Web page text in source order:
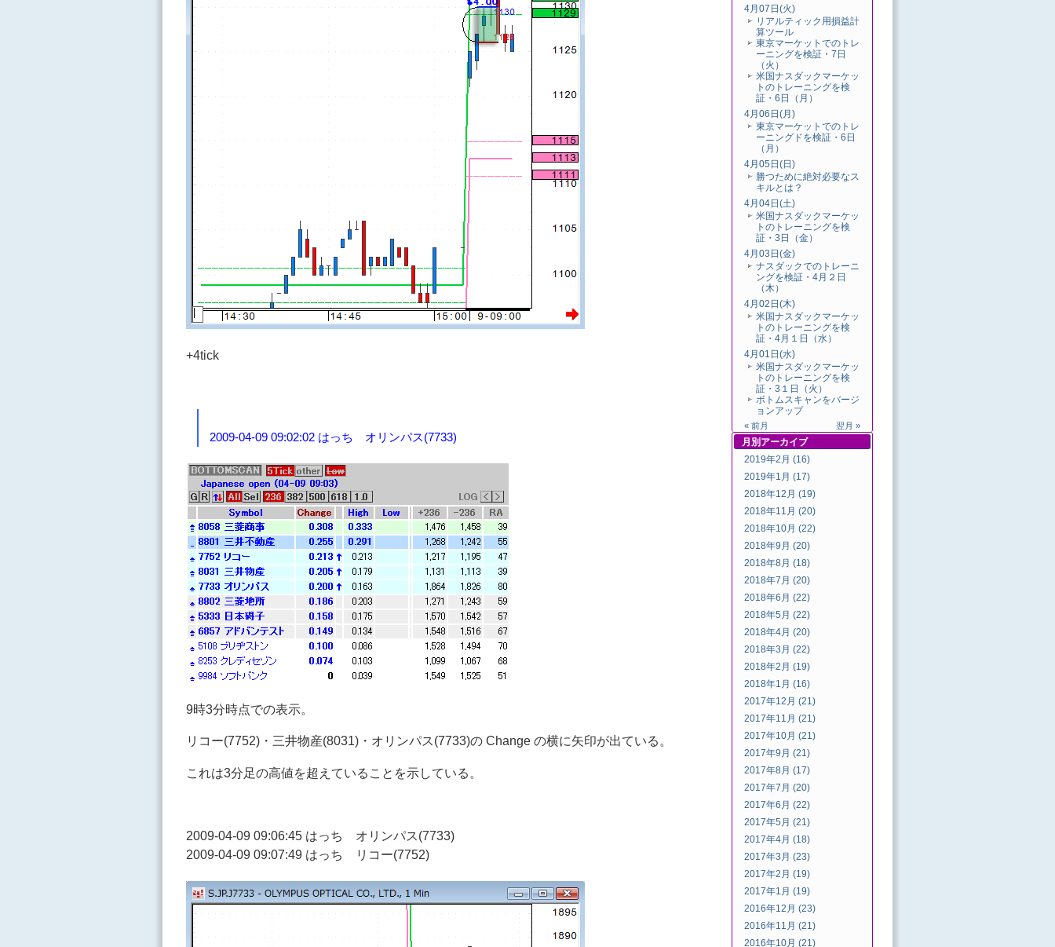
+4tick
2009-04-09 09:02:02 はっち オリンパス(7733)
9時3分時点での表示。
リコー(7752)・三井物産(8031)・オリンパス(7733)の Change の横に矢印が出ている。
これは3分足の高値を超えていることを示している。
2009-04-09 09:06:45 はっち オリンパス(7733)
2009-04-09 09:07:49 はっち リコー(7752)
4月07日(火)
リアルティック用損益計
算ツール
東京マーケットでのトレ
ーニングを検証・7日
（火）
米国ナスダックマーケッ
トのトレーニングを検
証・6日（月）
4月06日(月)
東京マーケットでのトレ
ーニングドを検証・6日
（月）
4月05日(日)
勝つために絶対必要なス
キルとは？
4月04日(土)
米国ナスダックマーケッ
トのトレーニングを検
証・3日（金）
4月03日(金)
ナスダックでのトレーニ
ングを検証・4月２日
（木）
4月02日(木)
米国ナスダックマーケッ
トのトレーニングを検
証・4月１日（水）
4月01日(水)
米国ナスダックマーケッ
トのトレーニングを検
証・3１日（火）
ボトムスキャンをバージ
ョンアップ
« 前月 翌月 »
月別 アーカイブ
2019年2月 (16)
2019年1月 (17)
2018年12月 (19)
2018年11月 (20)
2018年10月 (22)
2018年9月 (20)
2018年8月 (18)
2018年7月 (20)
2018年6月 (22)
2018年5月 (22)
2018年4月 (20)
2018年3月 (22)
2018年2月 (19)
2018年1月 (16)
2017年12月 (21)
2017年11月 (21)
2017年10月 (21)
2017年9月 (21)
2017年8月 (17)
2017年7月 (20)
2017年6月 (22)
2017年5月 (21)
2017年4月 (18)
2017年3月 (23)
2017年2月 (19)
2017年1月 (19)
2016年12月 (23)
2016年11月 (21)
2016年10月 (21)